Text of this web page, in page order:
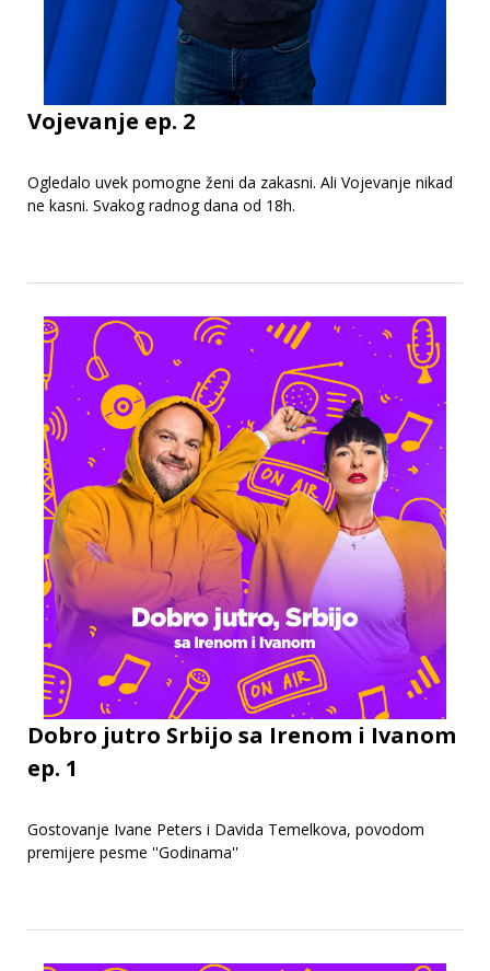
Vojevanje ep. 2
Ogledalo uvek pomogne ženi da zakasni. Ali Vojevanje nikad
ne kasni. Svakog radnog dana od 18h.
Dobro jutro Srbijo sa Irenom i Ivanom
ep. 1
Gostovanje Ivane Peters i Davida Temelkova, povodom
premijere pesme ''Godinama''